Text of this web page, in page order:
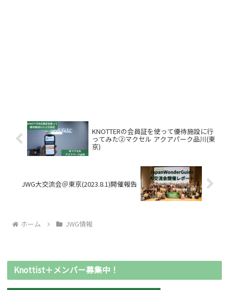
KNOTTERの会員証を使って優待施設に行
ってみた②マクセル アクアパーク品川(東
京)
JWG大交流会＠東京(2023.8.1)開催報告
ホーム JWG情報
Knottist＋メンバー募集中！